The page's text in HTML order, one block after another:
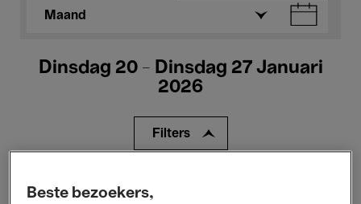
Maand
Dinsdag 20 - Dinsdag 27 Januari
2026
Filters
Alle evenementen
Beste bezoekers,